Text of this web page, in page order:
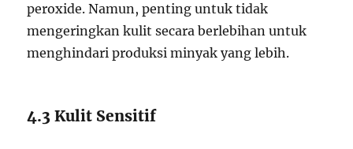
peroxide. Namun, penting untuk tidak
mengeringkan kulit secara berlebihan untuk
menghindari produksi minyak yang lebih.
4.3 Kulit Sensitif